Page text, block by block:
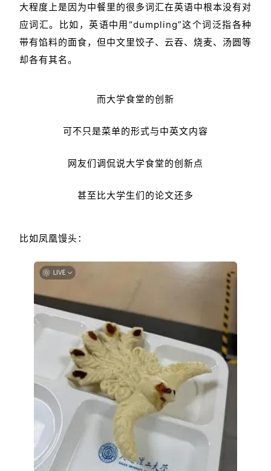
大程度上是因为中餐里的很多词汇在英语中根本没有对
应词汇。比如，英语中用“dumpling”这个词泛指各种
带有馅料的面食，但中文里饺子、云吞、烧麦、汤圆等
却各有其名。
而大学食堂的创新
可不只是菜单的形式与中英文内容
网友们调侃说大学食堂的创新点
甚至比大学生们的论文还多
比如凤凰馒头：